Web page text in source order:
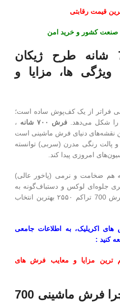
قیمت رقابتی
صنعت کشور و خرید امن
خرید فرش 700 شانه طرح ژیکان
ویژگی ها، مزایا و
فراتر از یک کف‌پوش ساده است؛
شکل می‌دهد. فرش ۷۰۰ شانه ،
نقشه‌های دنیای فرش ماشینی است
و پالت رنگی مدرن (سربی) توانسته
امروزی پیدا کند.
هم ضخامت و نرمی (پاخور عالی)
جلوه‌ای لوکس و دستباف‌گونه به
فضای پذیرایی شما ببخشد، فرش 700 تراکم ۲۵۵۰ بهترین انتخاب
اکریلیک، به اطلاعات جامعی
کنید :
ترین مزایا و معایب فرش های
ویژگی‌های فنی؛ چرا فرش ماشینی 700